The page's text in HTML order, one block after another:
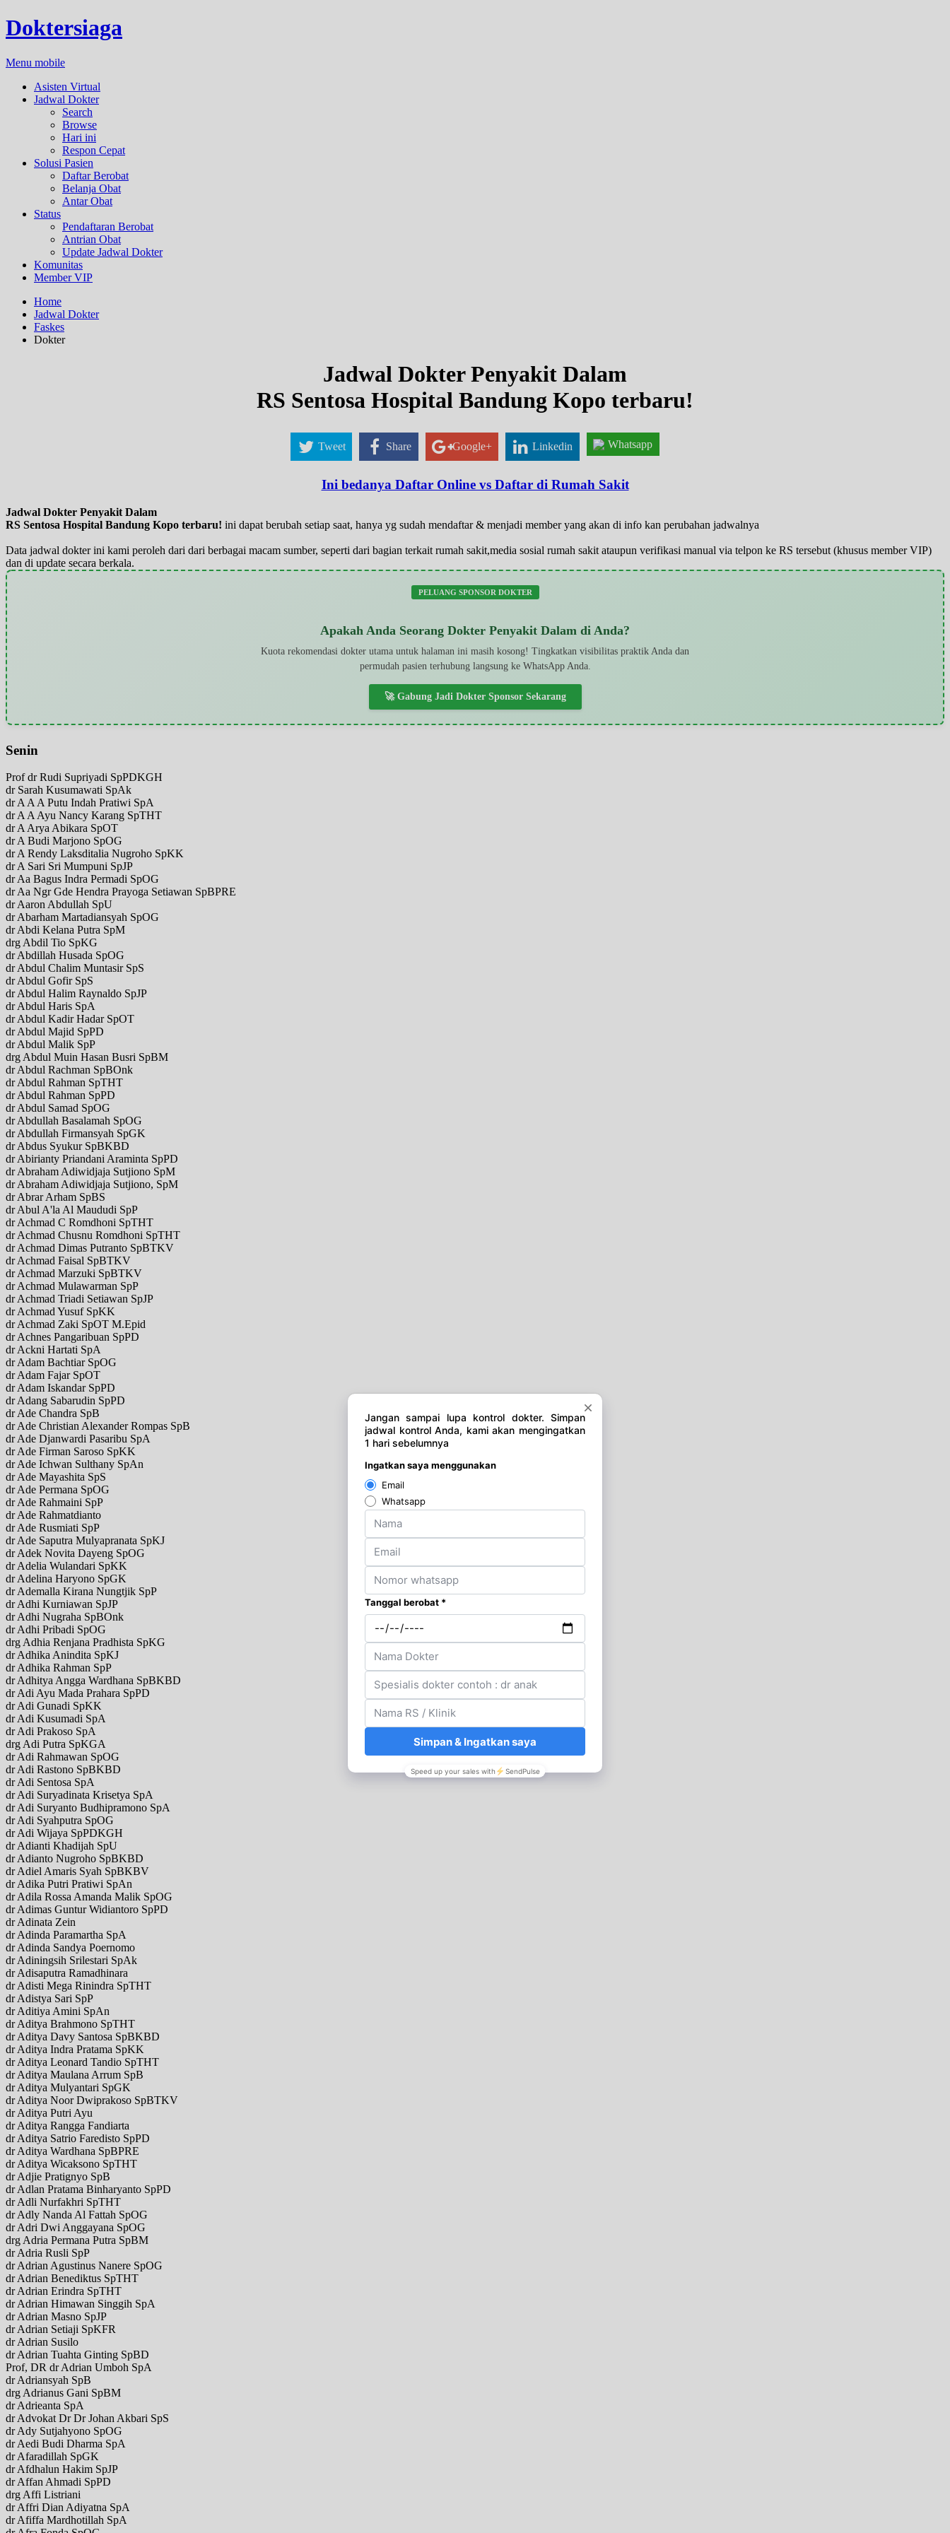
Doktersiaga
Menu mobile
Asisten Virtual
Jadwal Dokter
Search
Browse
Hari ini
Respon Cepat
Solusi Pasien
Daftar Berobat
Belanja Obat
Antar Obat
Status
Pendaftaran Berobat
Antrian Obat
Update Jadwal Dokter
Komunitas
Member VIP
Home
Jadwal Dokter
Faskes
Dokter
Jadwal Dokter Penyakit Dalam
RS Sentosa Hospital Bandung Kopo terbaru!
Tweet Share Google+ Linkedin Whatsapp
Ini bedanya Daftar Online vs Daftar di Rumah Sakit
Jadwal Dokter Penyakit Dalam
RS Sentosa Hospital Bandung Kopo terbaru! ini dapat berubah setiap saat, hanya yg sudah mendaftar & menjadi member yang akan di info kan perubahan jadwalnya
Data jadwal dokter ini kami peroleh dari dari berbagai macam sumber, seperti dari bagian terkait rumah sakit,media sosial rumah sakit ataupun verifikasi manual via telpon ke RS tersebut (khusus member VIP)
dan di update secara berkala.
PELUANG SPONSOR DOKTER
Apakah Anda Seorang Dokter Penyakit Dalam di Anda?
Kuota rekomendasi dokter utama untuk halaman ini masih kosong! Tingkatkan visibilitas praktik Anda dan
permudah pasien terhubung langsung ke WhatsApp Anda.
🚀 Gabung Jadi Dokter Sponsor Sekarang
Senin
Prof dr Rudi Supriyadi SpPDKGH
dr Sarah Kusumawati SpAk
dr A A A Putu Indah Pratiwi SpA
dr A A Ayu Nancy Karang SpTHT
dr A Arya Abikara SpOT
dr A Budi Marjono SpOG
dr A Rendy Laksditalia Nugroho SpKK
dr A Sari Sri Mumpuni SpJP
dr Aa Bagus Indra Permadi SpOG
dr Aa Ngr Gde Hendra Prayoga Setiawan SpBPRE
dr Aaron Abdullah SpU
dr Abarham Martadiansyah SpOG
dr Abdi Kelana Putra SpM
drg Abdil Tio SpKG
dr Abdillah Husada SpOG
dr Abdul Chalim Muntasir SpS
dr Abdul Gofir SpS
dr Abdul Halim Raynaldo SpJP
dr Abdul Haris SpA
dr Abdul Kadir Hadar SpOT
dr Abdul Majid SpPD
dr Abdul Malik SpP
drg Abdul Muin Hasan Busri SpBM
dr Abdul Rachman SpBOnk
dr Abdul Rahman SpTHT
dr Abdul Rahman SpPD
dr Abdul Samad SpOG
dr Abdullah Basalamah SpOG
dr Abdullah Firmansyah SpGK
dr Abdus Syukur SpBKBD
dr Abirianty Priandani Araminta SpPD
dr Abraham Adiwidjaja Sutjiono SpM
dr Abraham Adiwidjaja Sutjiono, SpM
dr Abrar Arham SpBS
dr Abul A'la Al Maududi SpP
dr Achmad C Romdhoni SpTHT
dr Achmad Chusnu Romdhoni SpTHT
dr Achmad Dimas Putranto SpBTKV
dr Achmad Faisal SpBTKV
dr Achmad Marzuki SpBTKV
dr Achmad Mulawarman SpP
dr Achmad Triadi Setiawan SpJP
dr Achmad Yusuf SpKK
dr Achmad Zaki SpOT M.Epid
dr Achnes Pangaribuan SpPD
dr Ackni Hartati SpA
dr Adam Bachtiar SpOG
dr Adam Fajar SpOT
dr Adam Iskandar SpPD
dr Adang Sabarudin SpPD
dr Ade Chandra SpB
dr Ade Christian Alexander Rompas SpB
dr Ade Djanwardi Pasaribu SpA
dr Ade Firman Saroso SpKK
dr Ade Ichwan Sulthany SpAn
dr Ade Mayashita SpS
dr Ade Permana SpOG
dr Ade Rahmaini SpP
dr Ade Rahmatdianto
dr Ade Rusmiati SpP
dr Ade Saputra Mulyapranata SpKJ
dr Adek Novita Dayeng SpOG
dr Adelia Wulandari SpKK
dr Adelina Haryono SpGK
dr Ademalla Kirana Nungtjik SpP
dr Adhi Kurniawan SpJP
dr Adhi Nugraha SpBOnk
dr Adhi Pribadi SpOG
drg Adhia Renjana Pradhista SpKG
dr Adhika Anindita SpKJ
dr Adhika Rahman SpP
dr Adhitya Angga Wardhana SpBKBD
dr Adi Ayu Mada Prahara SpPD
dr Adi Gunadi SpKK
dr Adi Kusumadi SpA
dr Adi Prakoso SpA
drg Adi Putra SpKGA
dr Adi Rahmawan SpOG
dr Adi Rastono SpBKBD
dr Adi Sentosa SpA
dr Adi Suryadinata Krisetya SpA
dr Adi Suryanto Budhipramono SpA
dr Adi Syahputra SpOG
dr Adi Wijaya SpPDKGH
dr Adianti Khadijah SpU
dr Adianto Nugroho SpBKBD
dr Adiel Amaris Syah SpBKBV
dr Adika Putri Pratiwi SpAn
dr Adila Rossa Amanda Malik SpOG
dr Adimas Guntur Widiantoro SpPD
dr Adinata Zein
dr Adinda Paramartha SpA
dr Adinda Sandya Poernomo
dr Adiningsih Srilestari SpAk
dr Adisaputra Ramadhinara
dr Adisti Mega Rinindra SpTHT
dr Adistya Sari SpP
dr Aditiya Amini SpAn
dr Aditya Brahmono SpTHT
dr Aditya Davy Santosa SpBKBD
dr Aditya Indra Pratama SpKK
dr Aditya Leonard Tandio SpTHT
dr Aditya Maulana Arrum SpB
dr Aditya Mulyantari SpGK
dr Aditya Noor Dwiprakoso SpBTKV
dr Aditya Putri Ayu
dr Aditya Rangga Fandiarta
dr Aditya Satrio Faredisto SpPD
dr Aditya Wardhana SpBPRE
dr Aditya Wicaksono SpTHT
dr Adjie Pratignyo SpB
dr Adlan Pratama Binharyanto SpPD
dr Adli Nurfakhri SpTHT
dr Adly Nanda Al Fattah SpOG
dr Adri Dwi Anggayana SpOG
drg Adria Permana Putra SpBM
dr Adria Rusli SpP
dr Adrian Agustinus Nanere SpOG
dr Adrian Benediktus SpTHT
dr Adrian Erindra SpTHT
dr Adrian Himawan Singgih SpA
dr Adrian Masno SpJP
dr Adrian Setiaji SpKFR
dr Adrian Susilo
dr Adrian Tuahta Ginting SpBD
Prof, DR dr Adrian Umboh SpA
dr Adriansyah SpB
drg Adrianus Gani SpBM
dr Adrieanta SpA
dr Advokat Dr Dr Johan Akbari SpS
dr Ady Sutjahyono SpOG
dr Aedi Budi Dharma SpA
dr Afaradillah SpGK
dr Afdhalun Hakim SpJP
dr Affan Ahmadi SpPD
drg Affi Listriani
dr Affri Dian Adiyatna SpA
dr Afiffa Mardhotillah SpA